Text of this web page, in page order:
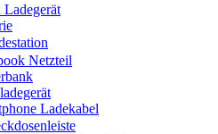
Netzteil
Ladekabel